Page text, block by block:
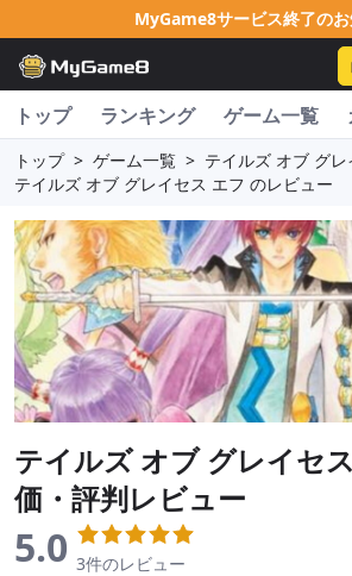
MyGame8サービス終了の
トップ ランキング ゲーム一覧
トップ > ゲーム一覧 > テイルズ オブ グ
テイルズ オブ グレイセス エフ のレビュー
テイルズ オブ グレイセ
価・評判レビュー
5.0 3件のレビュー